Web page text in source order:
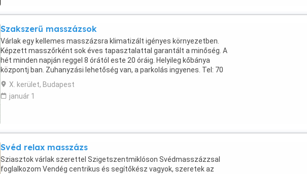
Szakszerű masszázsok
Várlak egy kellemes masszázsra klimatizált igényes környezetben.
Képzett masszőrként sok éves tapasztalattal garantált a minőség. A
hét minden napján reggel 8 órától este 20 óráig. Helyileg kőbánya
központj ban. Zuhanyzási lehetőség van, a parkolás ingyenes. Tel: 70
905 74 78 Aki szeretne jönni kérem ...
X. kerület, Budapest
január 1
Svéd relax masszázs
Sziasztok várlak szerettel Szigetszentmiklóson Svédmasszázzsal
foglalkozom Vendég centrikus és segítőkész vagyok, szeretek az